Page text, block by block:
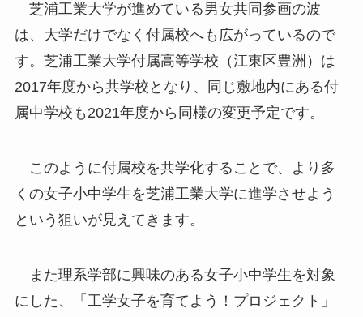
芝浦工業大学が進めている男女共同参画の波
は、大学だけでなく付属校へも広がっているので
す。芝浦工業大学付属高等学校（江東区豊洲）は
2017年度から共学校となり、同じ敷地内にある付
属中学校も2021年度から同様の変更予定です。
このように付属校を共学化することで、より多
くの女子小中学生を芝浦工業大学に進学させよう
という狙いが見えてきます。
また理系学部に興味のある女子小中学生を対象
にした、「工学女子を育てよう！プロジェクト」